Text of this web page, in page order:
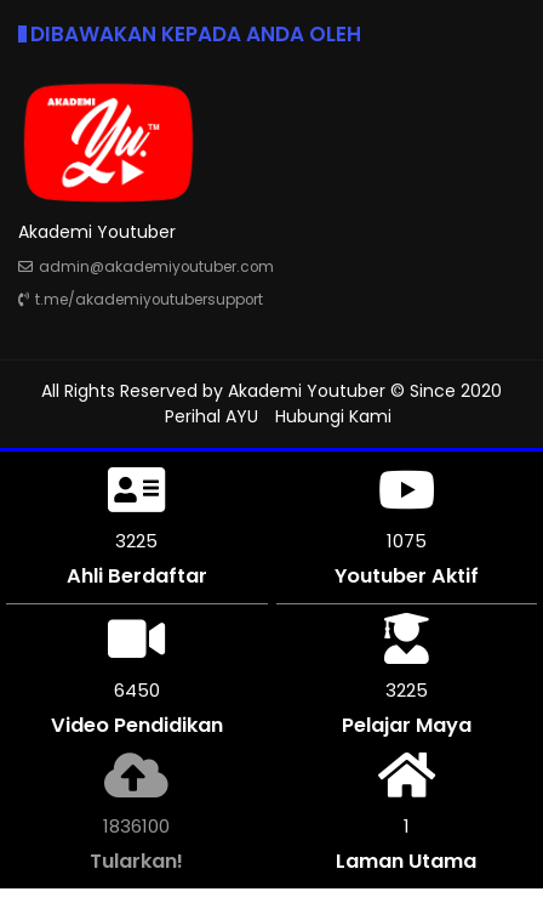
DIBAWAKAN KEPADA ANDA OLEH
Akademi Youtuber
admin@akademiyoutuber.com
t.me/akademiyoutubersupport
All Rights Reserved by Akademi Youtuber © Since 2020
Perihal AYU
Hubungi Kami
3576
Ahli Berdaftar
1191
Youtuber Aktif
7146
Video Pendidikan
3573
Pelajar Maya
2034228
Tularkan!
1
Laman Utama